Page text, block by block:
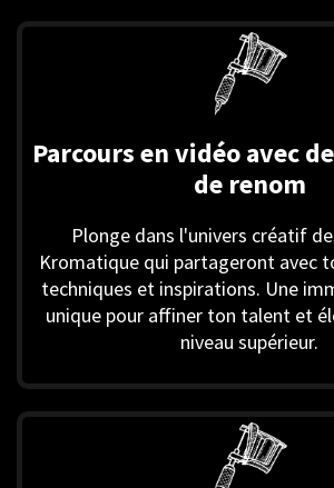
Parcours en vidéo avec
de renom
Plonge dans l'univers créatif
Kromatique qui partageront avec
techniques et inspirations. Une
unique pour affiner ton talent et
niveau supérieur.